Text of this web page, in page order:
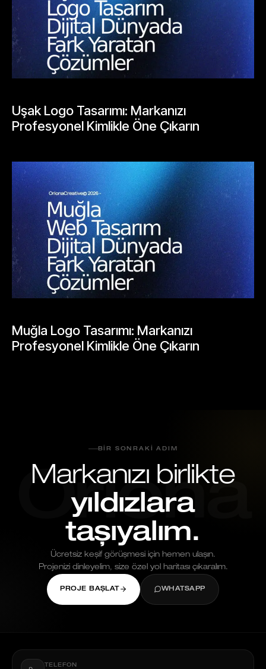
Uşak Logo Tasarımı: Markanızı
Profesyonel Kimlikle Öne Çıkarın
Muğla Logo Tasarımı: Markanızı
Profesyonel Kimlikle Öne Çıkarın
Oriona
BIR SONRAKI ADIM
Markanızı birlikte
yıldızlara
taşıyalım.
Ücretsiz keşif görüşmesi için hemen ulaşın.
Projenizi dinleyelim, size özel yol haritası çıkaralım.
PROJE BAŞLAT WHATSAPP
TELEFON